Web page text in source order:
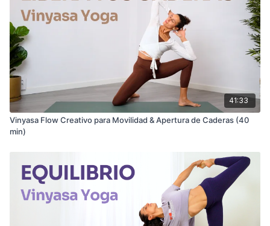
41:33
Vinyasa Flow Creativo para Movilidad & Apertura de Caderas (40
min)